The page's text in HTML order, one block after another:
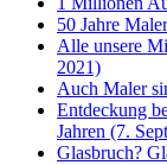
50 Jahre
Alle unsere
2021)
Auch Maler
Entdeckung
Jahren (7.
Glasbruch?